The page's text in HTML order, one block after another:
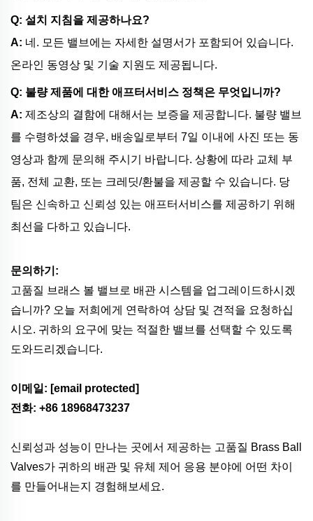
Q: 설치 지침을 제공하나요?
A: 네. 모든 밸브에는 자세한 설명서가 포함되어 있습니다.
온라인 동영상 및 기술 지원도 제공됩니다.
Q: 불량 제품에 대한 애프터서비스 정책은 무엇입니까?
A: 제조상의 결함에 대해서는 보증을 제공합니다. 불량 밸브
를 수령하셨을 경우, 배송일로부터 7일 이내에 사진 또는 동
영상과 함께 문의해 주시기 바랍니다. 상황에 따라 교체 부
품, 전체 교환, 또는 크레딧/환불을 제공할 수 있습니다. 당
팀은 신속하고 신뢰성 있는 애프터서비스를 제공하기 위해
최선을 다하고 있습니다.
문의하기:
고품질 브래스 볼 밸브로 배관 시스템을 업그레이드하시겠
습니까? 오늘 저희에게 연락하여 상담 및 견적을 요청하십
시오. 귀하의 요구에 맞는 적절한 밸브를 선택할 수 있도록
도와드리겠습니다.
이메일: [email protected]
전화: +86 18968473237
신뢰성과 성능이 만나는 곳에서 제공하는 고품질 Brass Ball
Valves가 귀하의 배관 및 유체 제어 응용 분야에 어떤 차이
를 만들어내는지 경험해보세요.